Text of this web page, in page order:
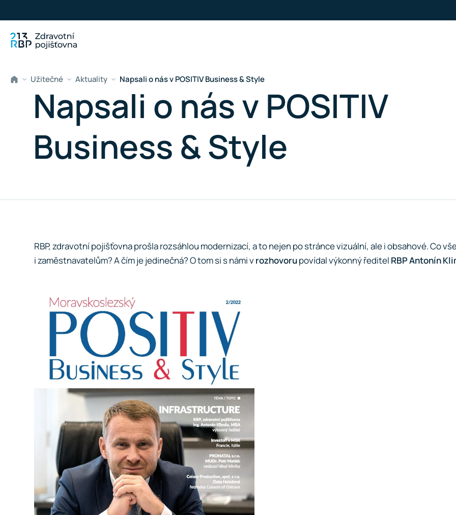
Užitečné Aktuality Napsali o nás v POSITIV Business & Style
Napsali o nás v POSITIV
Business & Style
RBP, zdravotní pojišťovna prošla rozsáhlou modernizací, a to nejen po stránce vizuální, ale i obsahové. Co
i zaměstnavatelům? A čím je jedinečná? O tom si s námi v rozhovorupovídal výkonný ředitel RBPAntonín